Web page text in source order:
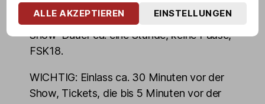
nackte Tatsachen.
Show-Dauer ca. eine Stunde, keine Pause,
FSK18.
WICHTIG: Einlass ca. 30 Minuten vor der
Show, Tickets, die bis 5 Minuten vor der
ALLE AKZEPTIEREN EINSTELLUNGEN